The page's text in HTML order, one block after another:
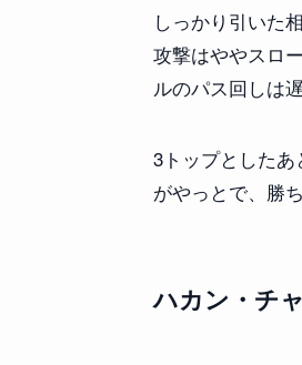
しっかり引いた
攻撃はややスロ
ルのパス回しは
3トップとした
がやっとで、勝
ハカン・チ